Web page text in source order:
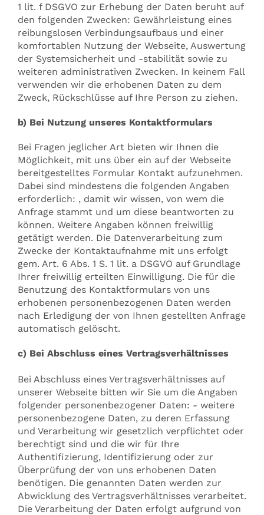
1 lit. f DSGVO zur Erhebung der Daten beruht auf
den folgenden Zwecken: Gewährleistung eines
reibungslosen Verbindungsaufbaus und einer
komfortablen Nutzung der Webseite, Auswertung
der Systemsicherheit und -stabilität sowie zu
weiteren administrativen Zwecken. In keinem Fall
verwenden wir die erhobenen Daten zu dem
Zweck, Rückschlüsse auf Ihre Person zu ziehen.
b) Bei Nutzung unseres Kontaktformulars
Bei Fragen jeglicher Art bieten wir Ihnen die
Möglichkeit, mit uns über ein auf der Webseite
bereitgestelltes Formular Kontakt aufzunehmen.
Dabei sind mindestens die folgenden Angaben
erforderlich: , damit wir wissen, von wem die
Anfrage stammt und um diese beantworten zu
können. Weitere Angaben können freiwillig
getätigt werden. Die Datenverarbeitung zum
Zwecke der Kontaktaufnahme mit uns erfolgt
gem. Art. 6 Abs. 1 S. 1 lit. a DSGVO auf Grundlage
Ihrer freiwillig erteilten Einwilligung. Die für die
Benutzung des Kontaktformulars von uns
erhobenen personenbezogenen Daten werden
nach Erledigung der von Ihnen gestellten Anfrage
automatisch gelöscht.
c) Bei Abschluss eines Vertragsverhältnisses
Bei Abschluss eines Vertragsverhältnisses auf
unserer Webseite bitten wir Sie um die Angaben
folgender personenbezogener Daten: - weitere
personenbezogene Daten, zu deren Erfassung
und Verarbeitung wir gesetzlich verpflichtet oder
berechtigt sind und die wir für Ihre
Authentifizierung, Identifizierung oder zur
Überprüfung der von uns erhobenen Daten
benötigen. Die genannten Daten werden zur
Abwicklung des Vertragsverhältnisses verarbeitet.
Die Verarbeitung der Daten erfolgt aufgrund von